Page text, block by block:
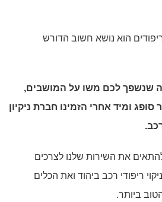
הוא נושא חשוב הדורש
שנשפך לכם משו על המושבים,
סופג ומיד אחרי הזמינו חברת ניקיון
את השירות שלנו לצרכים
ריפודי רכב ביהוד ואת הכלים
ביותר.